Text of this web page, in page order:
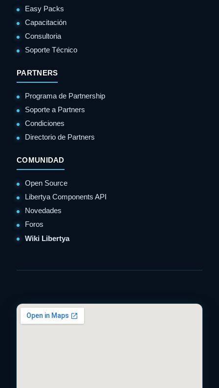
Easy Packs
Capacitación
Consultoria
Soporte Técnico
PARTNERS
Programa de Partnership
Soporte a Partners
Condiciones
Directorio de Partners
COMUNIDAD
Open Source
Libertya Components API
Novedades
Foros
Wiki Libertya